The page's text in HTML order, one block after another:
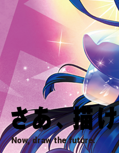
Now, draw the future.